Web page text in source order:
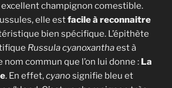
excellent champignon comestible.
elle estfacile à reconnaitre
bien spécifique. L’épithète
Russula cyanoxanthaest à
nom commun que l’on lui donne : La
. En effet,cyanosignifie bleu et